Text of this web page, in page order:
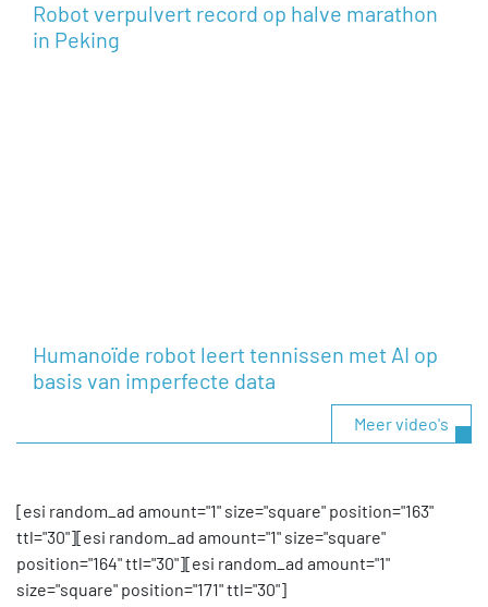
Robot verpulvert record op halve marathon
in Peking
Humanoïde robot leert tennissen met AI op
basis van imperfecte data
Meer video's
[esi random_ad amount="1" size="square" position="163"
ttl="30"][esi random_ad amount="1" size="square"
position="164" ttl="30"][esi random_ad amount="1"
size="square" position="171" ttl="30"]